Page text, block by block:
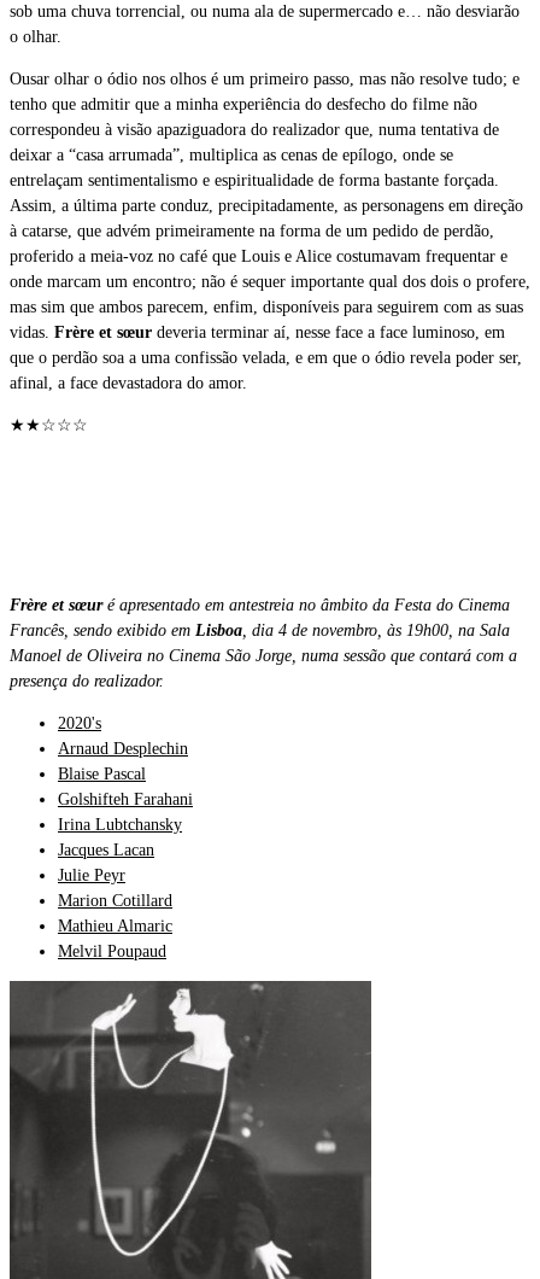
sob uma chuva torrencial, ou numa ala de supermercado e… não desviarão
o olhar.
Ousar olhar o ódio nos olhos é um primeiro passo, mas não resolve tudo; e
tenho que admitir que a minha experiência do desfecho do filme não
correspondeu à visão apaziguadora do realizador que, numa tentativa de
deixar a “casa arrumada”, multiplica as cenas de epílogo, onde se
entrelaçam sentimentalismo e espiritualidade de forma bastante forçada.
Assim, a última parte conduz, precipitadamente, as personagens em direção
à catarse, que advém primeiramente na forma de um pedido de perdão,
proferido a meia-voz no café que Louis e Alice costumavam frequentar e
onde marcam um encontro; não é sequer importante qual dos dois o profere,
mas sim que ambos parecem, enfim, disponíveis para seguirem com as suas
vidas. Frère et sœur deveria terminar aí, nesse face a face luminoso, em
que o perdão soa a uma confissão velada, e em que o ódio revela poder ser,
afinal, a face devastadora do amor.
★★☆☆☆
Frère et sœuré apresentado em antestreia no âmbito da Festa do Cinema
Francês, sendo exibido em Lisboa , dia 4 de novembro, às 19h00, na Sala
Manoel de Oliveira no Cinema São Jorge, numa sessão que contará com a
presença do realizador.
2020's
Arnaud Desplechin
Blaise Pascal
Golshifteh Farahani
Irina Lubtchansky
Jacques Lacan
Julie Peyr
Marion Cotillard
Mathieu Almaric
Melvil Poupaud